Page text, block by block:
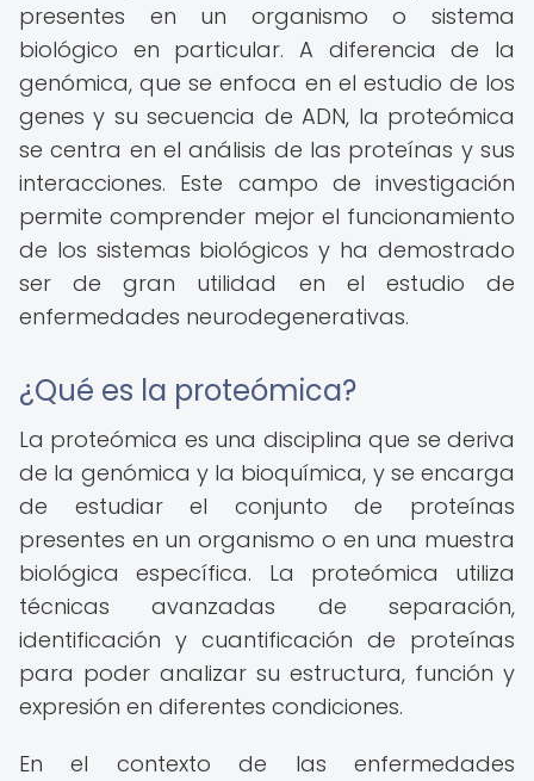
presentes en un organismo o sistema
biológico en particular. A diferencia de la
genómica, que se enfoca en el estudio de los
genes y su secuencia de ADN, la proteómica
se centra en el análisis de las proteínas y sus
interacciones. Este campo de investigación
permite comprender mejor el funcionamiento
de los sistemas biológicos y ha demostrado
ser de gran utilidad en el estudio de
enfermedades neurodegenerativas.
¿Qué es la proteómica?
La proteómica es una disciplina que se deriva
de la genómica y la bioquímica, y se encarga
de estudiar el conjunto de proteínas
presentes en un organismo o en una muestra
biológica específica. La proteómica utiliza
técnicas avanzadas de separación,
identificación y cuantificación de proteínas
para poder analizar su estructura, función y
expresión en diferentes condiciones.
En el contexto de las enfermedades